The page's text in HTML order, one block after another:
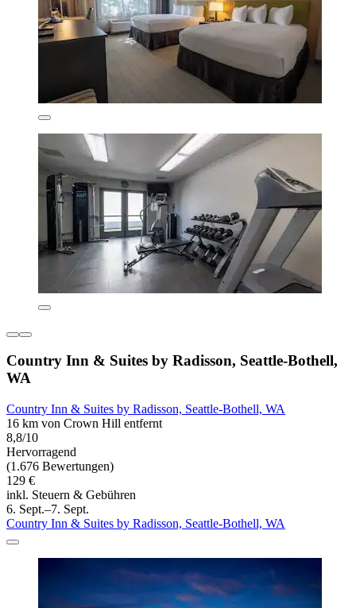
Country Inn & Suites by Radisson, Seattle-Bothell,
WA
Country Inn & Suites by Radisson, Seattle-Bothell, WA
16 km von Crown Hill entfernt
8,8/10
Hervorragend
(1.676 Bewertungen)
129 €
inkl. Steuern & Gebühren
6. Sept.–7. Sept.
Country Inn & Suites by Radisson, Seattle-Bothell, WA